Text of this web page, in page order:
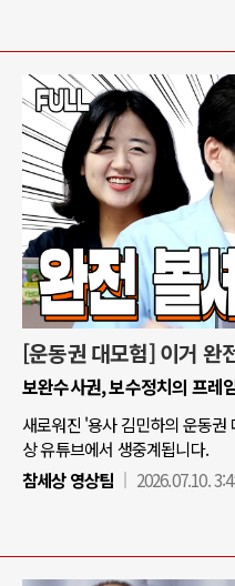
[운동권 대모험] 이거 완
보완수사권, 보수정치의 프레
새로워진 '용사 김민하의 운동
상 유튜브에서 생중계됩니다.
참세상 영상팀
2026.07.10.